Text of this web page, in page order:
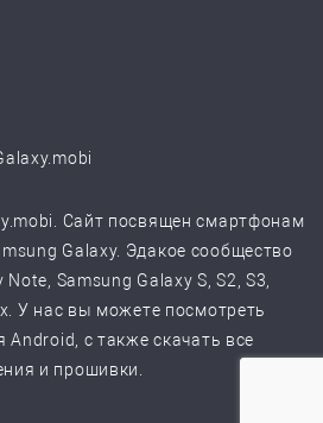
Сайт посвящен смартфонам
Galaxy. Эдакое сообщество
Samsung Galaxy S, S2, S3,
У нас вы можете посмотреть
с также скачать все
и прошивки.